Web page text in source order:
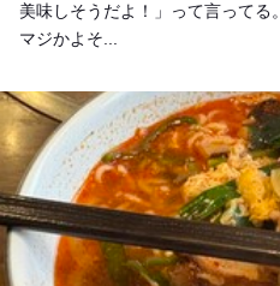
美味しそうだよ！」って言ってる。
マジかよそ...